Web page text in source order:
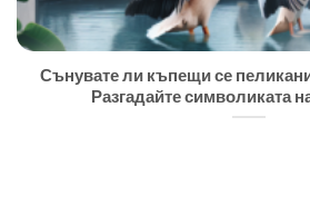
Сънувате ли къпещи се
Разгадайте символиката